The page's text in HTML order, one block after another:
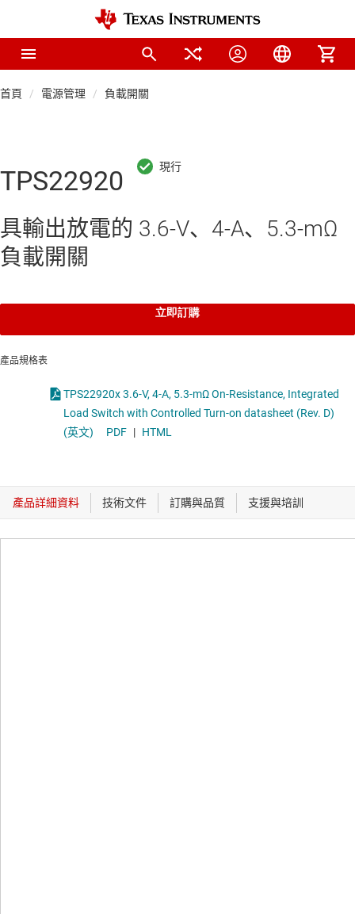
首頁 電源管理 負載開關
TPS22920
具輸出放電的 3.6-V、4-A、5.3-mΩ
負載開關
立即訂購
產品規格表
TPS22920x 3.6-V, 4-A, 5.3-mΩ On-Resistance, Integrated
Load Switch with Controlled Turn-on datasheet (Rev. D)
(英文)
PDF | HTML